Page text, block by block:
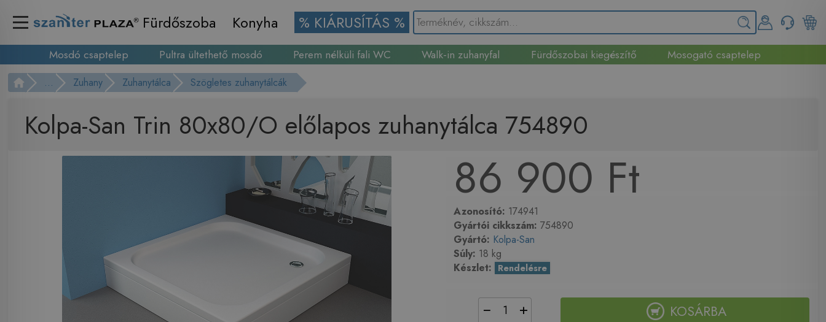
Fürdőszoba Konyha % KIÁRUSÍTÁS %
Mosdó csaptelep Pultra ültethető mosdó Perem nélküli fali WC Walk-in zuhanyfal Fürdőszobai kiegészítő
Mosogató csaptelep
... Zuhany Zuhanytálca Szögletes zuhanytálcák
Kolpa-San Trin 80x80/O előlapos zuhanytálca 754890
86 900 Ft
Azonosító: 174941
Gyártói cikkszám: 754890
Gyártó: Kolpa-San
Súly: 18 kg
Készlet: Rendelésre
KOSÁRBA
− +